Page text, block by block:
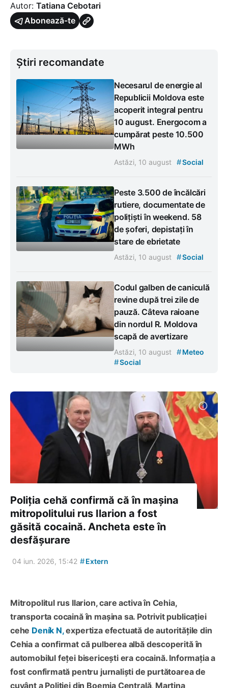
Autor: Tatiana Cebotari
Abonează-te
Știri recomandate
Necesarul de energie al
Republicii Moldova este
acoperit integral pentru
10 august. Energocom a
cumpărat peste 10.500
MWh
Astăzi, 10 august #Social
Peste 3.500 de încălcări
rutiere, documentate de
polițiști în weekend. 58
de șoferi, depistați în
stare de ebrietate
Astăzi, 10 august #Social
Codul galben de caniculă
revine după trei zile de
pauză. Câteva raioane
din nordul R. Moldova
scapă de avertizare
Astăzi, 10 august #Meteo
#Social
Poliția cehă confirmă că în mașina
mitropolitului rus Ilarion a fost
găsită cocaină. Ancheta este în
desfășurare
04 iun. 2026, 15:42 #Extern
Mitropolitul rus Ilarion, care activa în Cehia,
transporta cocaină în mașina sa. Potrivit publicației
cehe Deník N,expertiza efectuată de autoritățile din
Cehia a confirmat că pulberea albă descoperită în
automobilul feței bisericești era cocaină. Informația a
fost confirmată pentru jurnaliști de purtătoarea de
cuvânt a Poliției din Boemia Centrală, Martina